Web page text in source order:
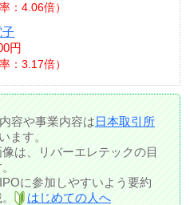
：4.06倍
子
円
：3.17倍
容や事業内容は日本取引所
ます。
は、リバーエレテックの目
に参加しやすいよう要約
はじめての人へ